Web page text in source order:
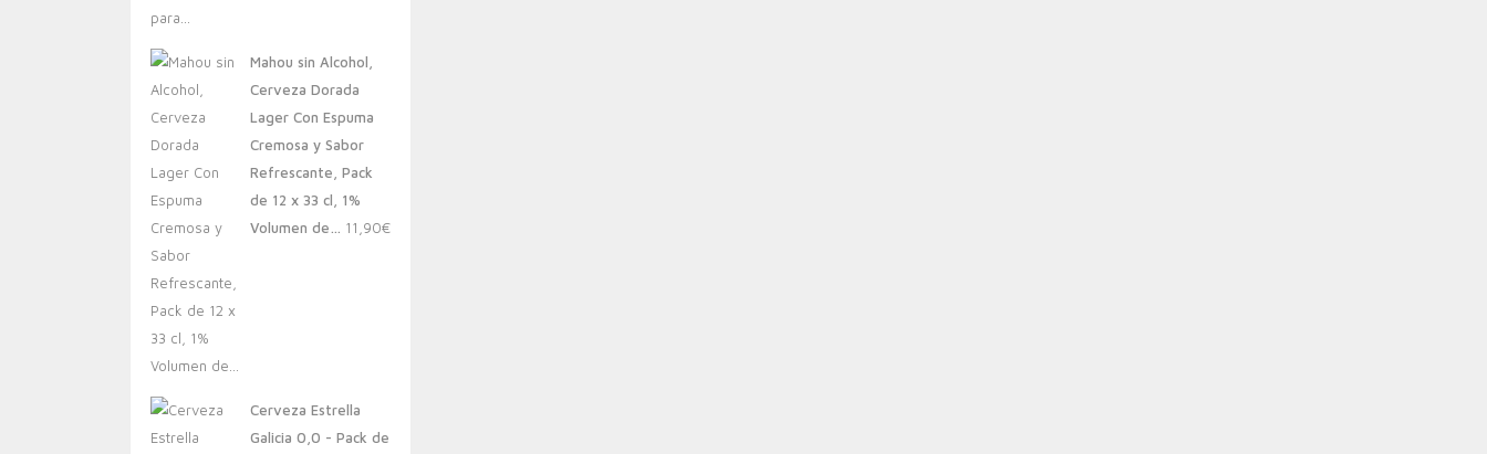
Mahou sin Alcohol,
Cerveza Dorada
Lager Con Espuma
Cremosa y Sabor
Refrescante, Pack
de 12 x 33 cl, 1%
Volumen de… 11,90€
Cerveza Estrella
Galicia 0,0 - Pack de